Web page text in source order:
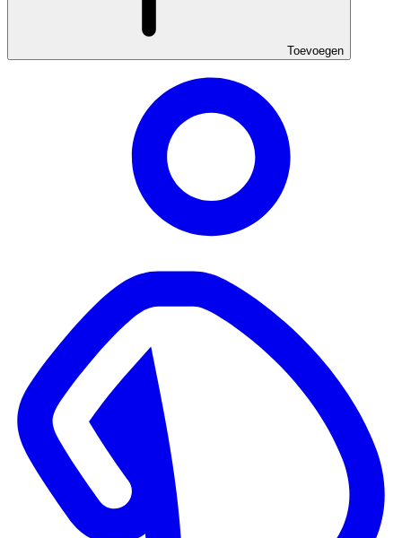
Toevoegen